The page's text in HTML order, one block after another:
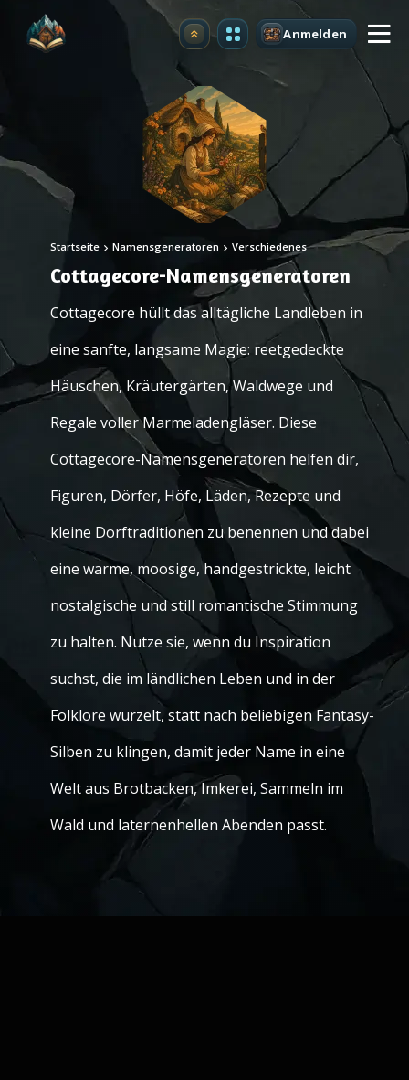
Upgrade Anmelden
Startseite Namensgeneratoren Verschiedenes
Cottagecore-Namensgeneratoren
Cottagecore hüllt das alltägliche Landleben in
eine sanfte, langsame Magie: reetgedeckte
Häuschen, Kräutergärten, Waldwege und
Regale voller Marmeladengläser. Diese
Cottagecore-Namensgeneratoren helfen dir,
Figuren, Dörfer, Höfe, Läden, Rezepte und
kleine Dorftraditionen zu benennen und dabei
eine warme, moosige, handgestrickte, leicht
nostalgische und still romantische Stimmung
zu halten. Nutze sie, wenn du Inspiration
suchst, die im ländlichen Leben und in der
Folklore wurzelt, statt nach beliebigen Fantasy-
Silben zu klingen, damit jeder Name in eine
Welt aus Brotbacken, Imkerei, Sammeln im
Wald und laternenhellen Abenden passt.